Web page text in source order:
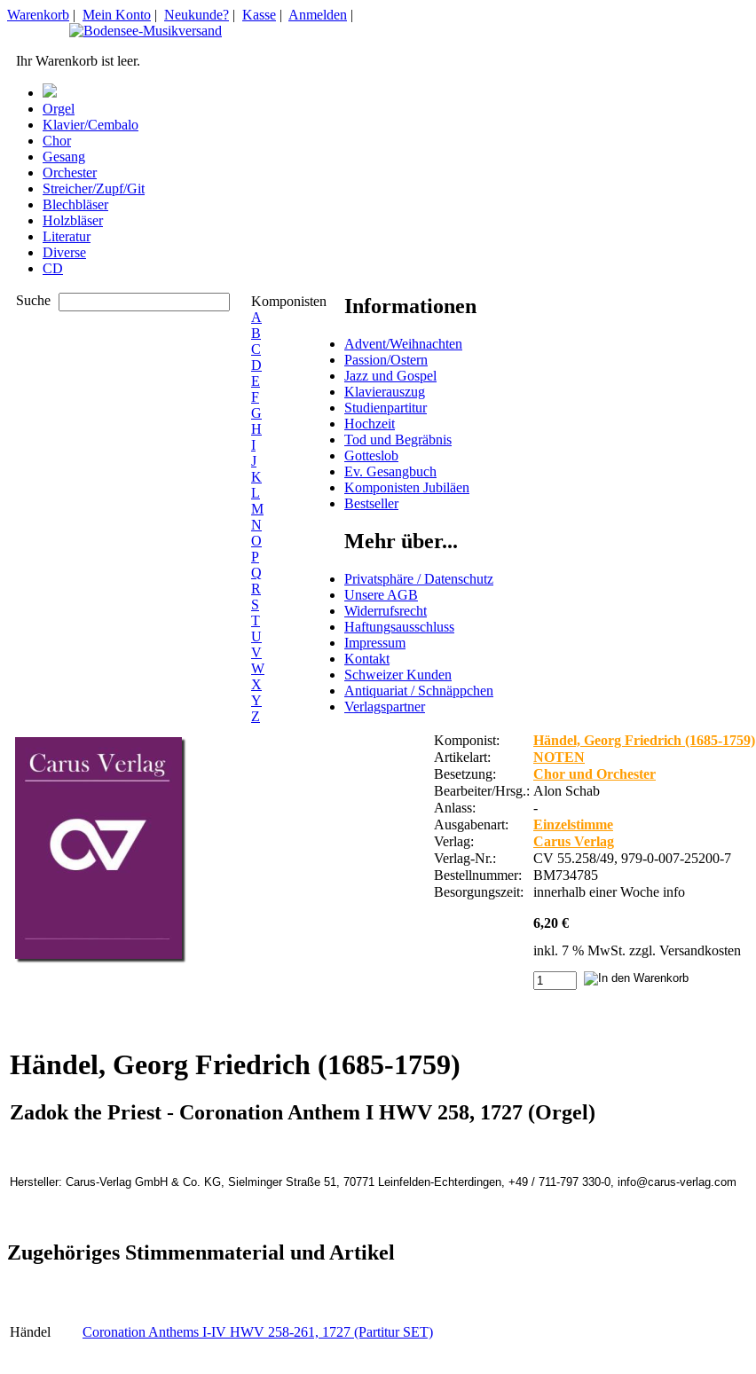
Warenkorb | Mein Konto | Neukunde? | Kasse | Anmelden |
Ihr Warenkorb ist leer.
Orgel
Klavier/Cembalo
Chor
Gesang
Orchester
Streicher/Zupf/Git
Blechbläser
Holzbläser
Literatur
Diverse
CD
Suche
Komponisten
A
B
C
D
E
F
G
H
I
J
K
L
M
N
O
P
Q
R
S
T
U
V
W
X
Y
Z
Informationen
Advent/Weihnachten
Passion/Ostern
Jazz und Gospel
Klavierauszug
Studienpartitur
Hochzeit
Tod und Begräbnis
Gotteslob
Ev. Gesangbuch
Komponisten Jubiläen
Bestseller
Mehr über...
Privatsphäre / Datenschutz
Unsere AGB
Widerrufsrecht
Haftungsausschluss
Impressum
Kontakt
Schweizer Kunden
Antiquariat / Schnäppchen
Verlagspartner
Komponist:
Händel, Georg Friedrich (1685-1759)
Artikelart:
NOTEN
Besetzung:
Chor und Orchester
Bearbeiter/Hrsg.: Alon Schab
Anlass:
-
Ausgabenart:
Einzelstimme
Verlag:
Carus Verlag
Verlag-Nr.:
CV 55.258/49, 979-0-007-25200-7
Bestellnummer:
BM734785
Besorgungszeit:
innerhalb einer Woche info
6,20 €
inkl. 7 % MwSt. zzgl. Versandkosten
Händel, Georg Friedrich (1685-1759)
Zadok the Priest - Coronation Anthem I HWV 258, 1727 (Orgel)
Hersteller: Carus-Verlag GmbH & Co. KG, Sielminger Straße 51, 70771 Leinfelden-Echterdingen, +49 / 711-797 330-0, info@carus-verlag.com
Zugehöriges Stimmenmaterial und Artikel
Händel Coronation Anthems I-IV HWV 258-261, 1727 (Partitur SET)